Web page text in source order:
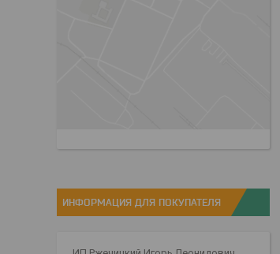
ИНФОРМАЦИЯ ДЛЯ ПОКУПАТЕЛЯ